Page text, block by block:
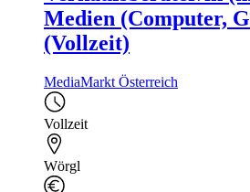
Medien (Computer,
(Vollzeit)
MediaMarkt Österreich
Vollzeit
Wörgl